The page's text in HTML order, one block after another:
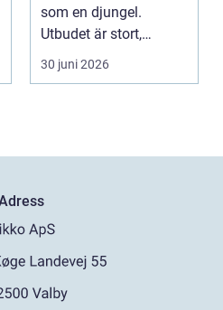
som en djungel.
Utbudet är stort,
projekten ser olika u...
30 juni 2026